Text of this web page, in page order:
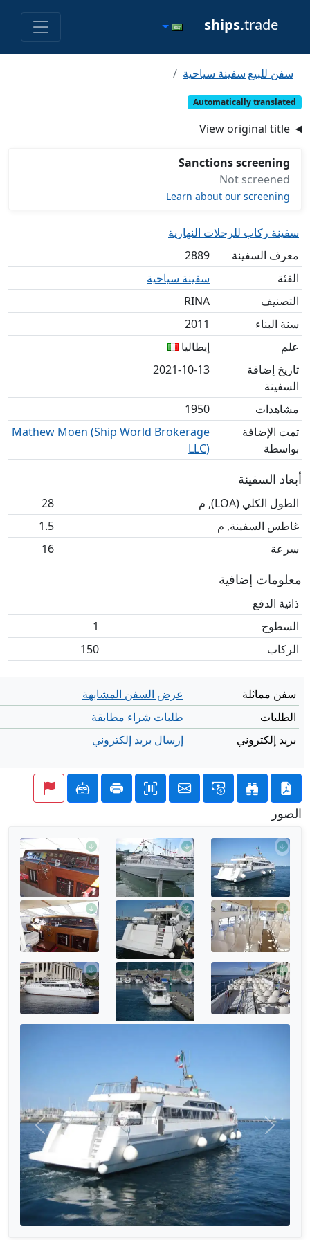
ships.trade
سفن للبيعسفينة سياحية
Automatically translated
View original title
Sanctions screening
Not screened
Learn about our screening
سفينة ركاب للرحلات النهارية
معرف السفينة
2889
الفئة
سفينة سياحية
التصنيف
RINA
سنة البناء
2011
علم
إيطاليا
تاريخ إضافة
السفينة
2021-10-13
مشاهدات
1950
تمت الإضافة
بواسطة
Mathew Moen (Ship World Brokerage
LLC)
أبعاد السفينة
الطول الكلي (LOA), م
28
غاطس السفينة, م
1.5
سرعة
16
معلومات إضافية
ذاتية الدفع
السطوح
الركاب
150
سفن مماثلة
عرض السفن المشابهة
الطلبات
طلبات شراء مطابقة
بريد إلكتروني
إرسال بريد إلكتروني
الصور
السابق التالي